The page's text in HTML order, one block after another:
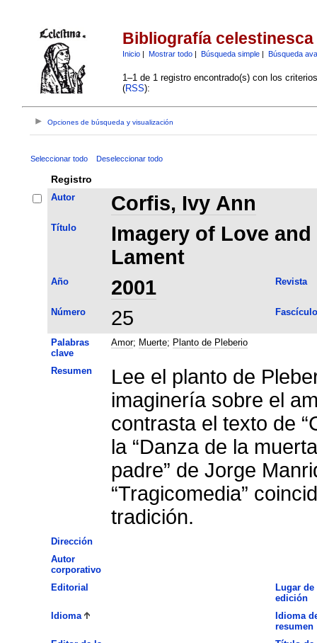
Bibliografía celestinesca
Inicio| Mostrar todo| Búsqueda simple| Búsqueda
1–1 de 1 registro encontrado(s) con los
(RSS):
Opciones de búsqueda y visualización
Seleccionar todo Deseleccionar todo
Registro
Autor Corfis, Ivy Ann
Título
Imagery of Love
Lament
Año 2001 Revista
Número 25 Fascículo
Palabras
clave
Amor; Muerte; Planto de Pleberio
Resumen
Lee el planto de
imaginería sobre el
contrasta el texto de
la “Danza de la
padre” de Jorge
“Tragicomedia”
tradición.
Dirección
Autor
corporativo
Editorial
Lugar de
edición
Idioma
Idioma
resumen